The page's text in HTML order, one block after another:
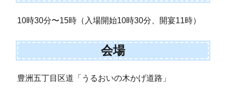
10時30分〜15時（入場開始10時30分、開宴11時）
会場
豊洲五丁目区道「うるおいの木かげ道路」